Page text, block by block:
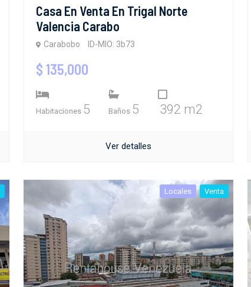
Casa En Venta En Trigal Norte
Valencia Carabo
Carabobo ID-MIO: 3b73
$ 135,000
Habitaciones 5 Baños 5 392 m2
Ver detalles
Locales Venta